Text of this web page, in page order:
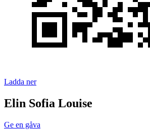
Ladda ner
Elin Sofia Louise
Ge en gåva